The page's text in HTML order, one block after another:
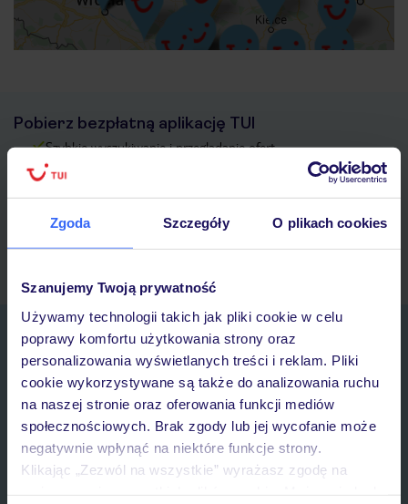
Zgoda Szczegóły O plikach cookies
Szanujemy Twoją prywatność
Używamy technologii takich jak pliki cookie w celu
poprawy komfortu użytkowania strony oraz
personalizowania wyświetlanych treści i reklam. Pliki
cookie wykorzystywane są także do analizowania ruchu
na naszej stronie oraz oferowania funkcji mediów
społecznościowych. Brak zgody lub jej wycofanie może
negatywnie wpłynąć na niektóre funkcje strony.
Klikając „Zezwól na wszystkie” wyrażasz zgodę na
Pobierz bezpłatną aplikację TUI
Szybkie wyszukiwanie i przeglądanie ofert
Lista ulubionych ofert i możliwość ich udostępniania
myTUI
Zapisz się do newslettera
IMIĘ*
E-MAIL*
Wyrażam zgodę na przetwarzanie danych osobowych przez TUI